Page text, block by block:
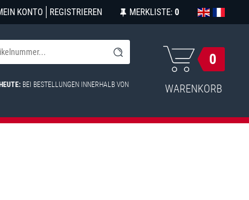
KONTO REGISTRIEREN MERKLISTE: 0
BEI BESTELLUNGEN INNERHALB VON
0
WARENKORB